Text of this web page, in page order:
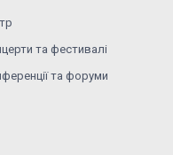
та фестивалі
та форуми